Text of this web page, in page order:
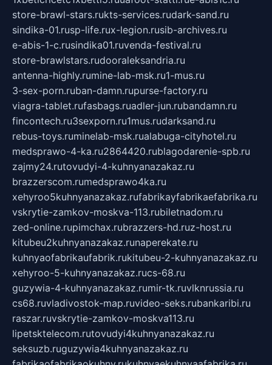
store-brawl-stars.rukts-services.rudark-sand.ru
sindika-01.rusp-life.rux-legion.rusib-archives.ru
e-abis-1-c.rusindika01.ruvenda-festival.ru
store-brawlstars.rudooraleksandria.ru
antenna-highly.rumine-lab-msk.ru1-mus.ru
3-sex-porn.ruban-damn.rupurse-factory.ru
viagra-tablet.rufasbags.ruadler-jun.rubandamn.ru
fincontech.ru3sexporn.ru1mus.rudarksand.ru
rebus-toys.ruminelab-msk.rualabuga-cityhotel.ru
medsprawo-4-ka.ru2864420.rublagodarenie-spb.ru
zajmy24.rutovudyi-4-kuhnyanazakaz.ru
brazzerscom.rumedsprawo4ka.ru
xehyroo5kuhnyanazakaz.rufabrikayfabrikaefabrika.ru
vskrytie-zamkov-moskva-113.rubiletnadom.ru
zed-online.rupimchax.rubrazzers-hd.ruz-host.ru
kitubeu2kuhnyanazakaz.runaperekate.ru
kuhnyaofabrikaufabrik.rukitubeu-2-kuhnyanazakaz.ru
xehyroo-5-kuhnyanazakaz.rucs-68.ru
guzywia-4-kuhnyanazakaz.rumir-tk.ruvlknrussia.ru
cs68.ruvladivostok-map.ruvideo-seks.rubankaribi.ru
raszar.ruvskrytie-zamkov-moskva113.ru
lipetsktelecom.rutovudyi4kuhnyanazakaz.ru
seksuzb.ruguzywia4kuhnyanazakaz.ru